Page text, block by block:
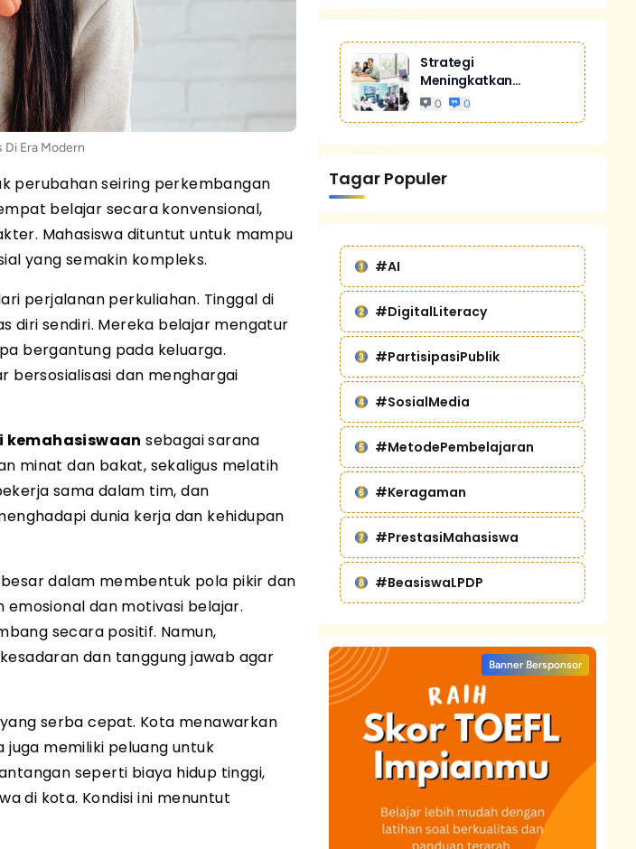
Di Era Modern
perubahan seiring perkembangan
belajar secara konvensional,
Mahasiswa dituntut untuk mampu
yang semakin kompleks.
perjalanan perkuliahan. Tinggal di
diri sendiri. Mereka belajar mengatur
bergantung pada keluarga.
bersosialisasi dan menghargai
kemahasiswaan sebagai sarana
minat dan bakat, sekaligus melatih
sama dalam tim, dan
dunia kerja dan kehidupan
dalam membentuk pola pikir dan
dan motivasi belajar.
secara positif. Namun,
dan tanggung jawab agar
yang serba cepat. Kota menawarkan
juga memiliki peluang untuk
seperti biaya hidup tinggi,
di kota. Kondisi ini menuntut
Strategi
Meningkatkan
Penjualan Melalui
0 0
Tagar Populer
#AI
#DigitalLiteracy
#PartisipasiPublik
#SosialMedia
#MetodePembelajaran
#Keragaman
#PrestasiMahasiswa
#BeasiswaLPDP
Banner Bersponsor